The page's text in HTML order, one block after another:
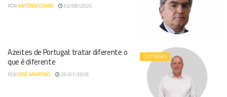
PORANTÓNIO COVAS 02/08/2026
ÚLTIMAS
Azeites de Portugal: tratar diferente o
que é diferente
PORJOSÉ MARTINO 26/07/2026